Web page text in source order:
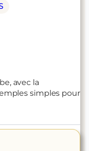
avec la
simples pour